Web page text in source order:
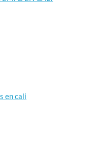
en cali